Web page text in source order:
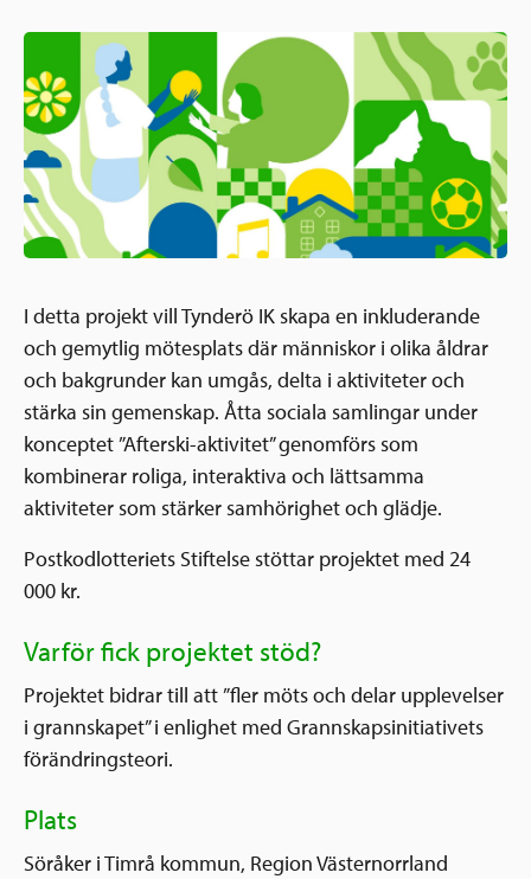
Rekommendationer
Frågor och svar
Sverige och övriga världen
Grannskapsinitiativet
Uppdrag
Hur vi arbetar
Verksamhetsberättelser & årsredovisningar
Medarbetare & styrelse
Kontakt
Pressrum
Postkodlotteriet
SV
I detta projekt vill Tynderö IK skapa en inkluderande
och gemytlig mötesplats där människor i olika åldrar
och bakgrunder kan umgås, delta i aktiviteter och
stärka sin gemenskap. Åtta sociala samlingar under
konceptet ”Afterski-aktivitet” genomförs som
kombinerar roliga, interaktiva och lättsamma
aktiviteter som stärker samhörighet och glädje.
Postkodlotteriets Stiftelse stöttar projektet med 24
000 kr.
Varför fick projektet stöd?
Projektet bidrar till att ”fler möts och delar upplevelser
i grannskapet” i enlighet med Grannskapsinitiativets
förändringsteori.
Plats
Söråker i Timrå kommun, Region Västernorrland